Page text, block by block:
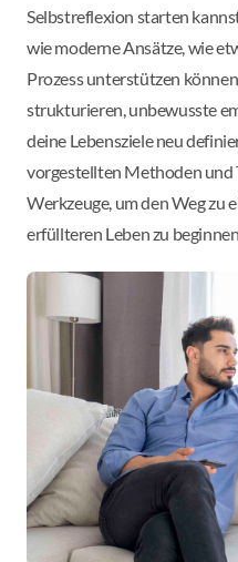
Selbstreflexion starten
wie moderne Ansätze, wie
Prozess unterstützen
strukturieren, unbewusste
deine Lebensziele neu
vorgestellten Methoden und
Werkzeuge, um den Weg zu
erfüllteren Leben zu